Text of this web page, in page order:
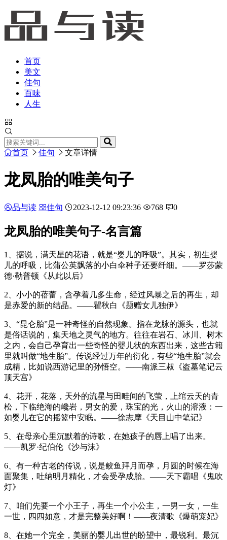
首页
美文
佳句
百味
人生
首页 佳句 文章详情
龙凤胎的唯美句子
品与读 佳句 2023-12-12 09:23:36 768 0
龙凤胎的唯美句子-名言篇
1、据说，满天星的花语，就是“婴儿的呼吸”。其实，初生婴
儿的呼吸，比蒲公英飘落的小白伞种子还要纤细。——罗莎蒙
德·勒普顿《从此以后》
2、小小的蓓蕾，含孕着几多生命，经过风暴之后的再生，却
是赤爱的新的结晶。——瞿秋白《题赠女儿独伊》
3、“昆仑胎”是一种奇怪的自然现象。指在龙脉的源头，也就
是俗话说的，集天地之灵气的地方。往往在岩石、冰川、树木
之内，会自己孕育出一些奇怪的婴儿状的东西出来，这些古籍
里就叫做“地生胎”。传说经过万年的衍化，有些“地生胎”就会
成精，比如说西游记里的孙悟空。——南派三叔《盗墓笔记云
顶天宫》
4、花开，花落，天外的流星与田畦间的飞萤，上绾云天的青
松，下临绝海的巉岩，男女的爱，珠宝的光，火山的溶液：一
如婴儿在它的摇篮中安眠。——徐志摩《天目山中笔记》
5、在母亲心里沉默着的诗歌，在她孩子的唇上唱了出来。
——凯罗·纪伯伦《沙与沫》
6、有一种古老的传说，说是鲛鱼拜月而孕，月圆的时候在海
面聚集，吐纳明月精化，才会受孕成胎。——天下霸唱《鬼吹
灯》
7、咱们先要一个小王子，再生一个小公主，一男一女，一生
一世，四四如意，才是完整美好啊！——夜清歌《爆萌宠妃》
8、在她一个完全，美丽的婴儿出世的盼望中，最锐利。最沉